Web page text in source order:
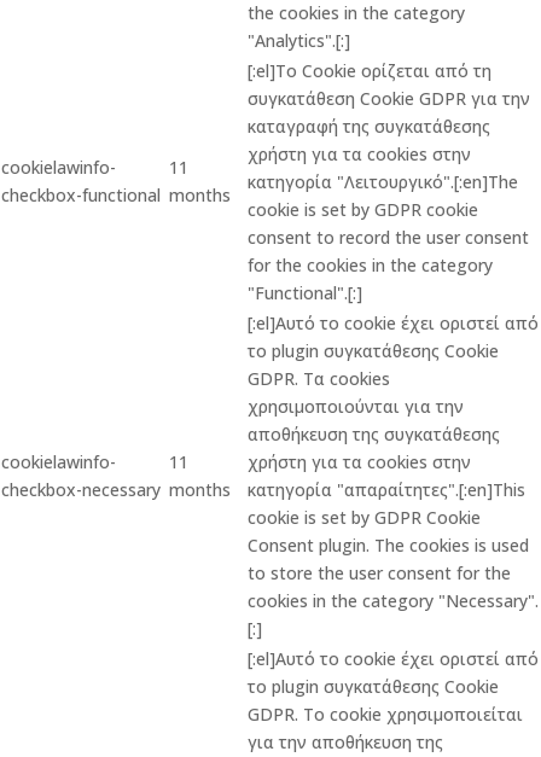
the cookies in the category
"Analytics".[:]
cookielawinfo-
checkbox-functional
11
months
[:el]Το Cookie ορίζεται από τη
συγκατάθεση Cookie GDPR για την
καταγραφή της συγκατάθεσης
χρήστη για τα cookies στην
κατηγορία "Λειτουργικό".[:en]The
cookie is set by GDPR cookie
consent to record the user consent
for the cookies in the category
"Functional".[:]
cookielawinfo-
checkbox-necessary
11
months
[:el]Αυτό το cookie έχει οριστεί από
το plugin συγκατάθεσης Cookie
GDPR. Τα cookies
χρησιμοποιούνται για την
αποθήκευση της συγκατάθεσης
χρήστη για τα cookies στην
κατηγορία "απαραίτητες".[:en]This
cookie is set by GDPR Cookie
Consent plugin. The cookies is used
to store the user consent for the
cookies in the category "Necessary".
[:]
[:el]Αυτό το cookie έχει οριστεί από
το plugin συγκατάθεσης Cookie
GDPR. Το cookie χρησιμοποιείται
για την αποθήκευση της